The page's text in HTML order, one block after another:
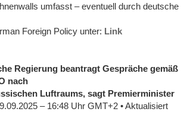
umfasst – eventuell durch deutsche
Foreign Policy unter: Link
Regierung beantragt Gespräche gemäß
nach
Luftraums, sagt Premierminister
– 16:48 Uhr GMT+2 • Aktualisiert